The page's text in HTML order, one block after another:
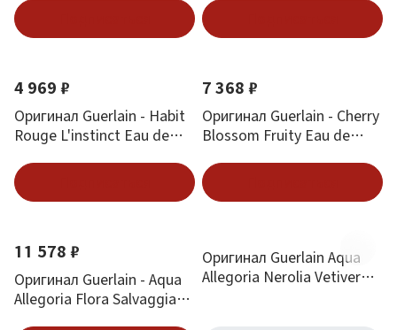
4 969 ₽
Оригинал Guerlain - Habit
Rouge L'instinct Eau de
7 368 ₽
Оригинал Guerlain - Cherry
Blossom Fruity Eau de
11 578 ₽
Оригинал Guerlain - Aqua
Allegoria Flora Salvaggia
Оригинал Guerlain Aqua
Allegoria Nerolia Vetiver